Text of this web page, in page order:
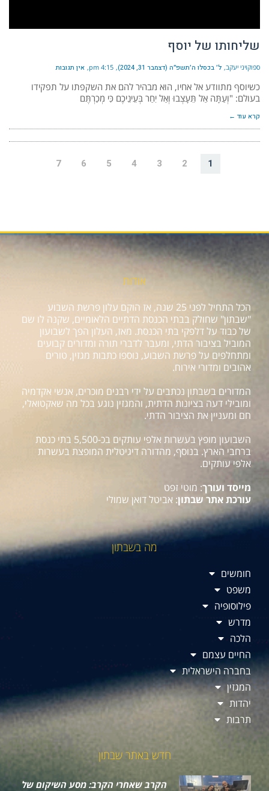
שליחותו של יוסף
ספוקויני יעקב ל׳ בכסלו ה׳תשפ״ה (דצמבר 31, 2024) 4:15 pm אין תגובות
כשיוסף מתוודע אל אחיו, הוא מבהיר להם את השקפתו על תפקידו
בעולם: "וְעַתָּה אַל תֵּעָצְבוּ וְאַל יִחַר בְּעֵינֵיכֶם כִּי מְכַרְתֶּם
קרא עוד ←
1
2
3
4
5
6
7
אודות
הכל התחיל לפני 25 שנה, אז הוקם עלון פרשת השבוע
"שבתון" שחולק בבתי הכנסת הדתיים הלאומיים, שקנה לו שם
של כבוד על דלפקי בתי הכנסת. מאז, העלון הפך לשבועון
המוביל בציבור הדתי, ומעבר לדברי תורה ומדורים קבועים
ומתחלפים על פרשת השבוע, נוספו כתבות מגזין, טורים
אהובים ומדורי אירוח.
המדורים בשבתון נכתבים על ידי רבנים מוכרים, אנשי אקדמיה
ומובילי דעה בציונות הדתית, והמגזין נוגע בכל מה שאקטואלי,
חם ומעניין את הציבור הדתי.
השבועון מופץ בעשרות אלפי עותקים בכ-5,500 בתי כנסת
ברחבי הארץ. בנוסף, מהדורה דיגיטלית המופצת בעשרות
אלפי עותקים.
מייסד ועורך: מוטי זפט
עורכת אתר שבתון: אביטל דואן שמולי
מה בשבתון
חומשים
משפט
פילוסופיה
מדרש
הלכה
החיים עצמם
בחברה הישראלית
המגזין
יהדות
תרבות
חדש באתר שבתון
הקרב שאחרי הקרב: מסע השיקום של